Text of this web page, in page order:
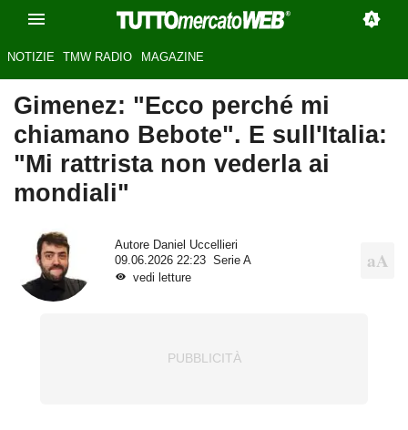
NOTIZIE TMW RADIO MAGAZINE
Gimenez: "Ecco perché mi
chiamano Bebote". E sull'Italia:
"Mi rattrista non vederla ai
mondiali"
Autore Daniel Uccellieri
09.06.2026 22:23
Serie A
vedi letture